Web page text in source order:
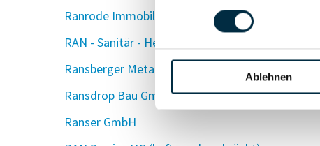
Ablehnen
Ranrode Immobilienverwaltung 1 GmbH
RAN - Sanitär - Heizung Haustechnik - Service
Ransberger Metalltechnik GmbH
Ransdrop Bau GmbH
Ranser GmbH